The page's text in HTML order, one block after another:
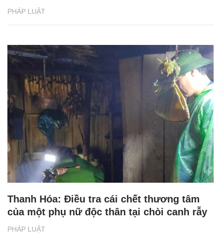
PHÁP LUẬT
PHÁP LUẬT
Thanh Hóa: Điều tra cái chết thương tâm
của một phụ nữ độc thân tại chòi canh rẫy